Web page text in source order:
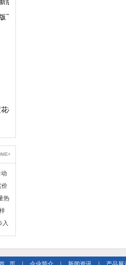
下载系列
样视频app最新版下载
价
热
入